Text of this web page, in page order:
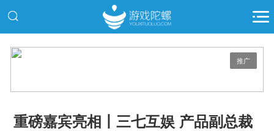
推广
重磅嘉宾亮相丨三七互娱 产品副总裁